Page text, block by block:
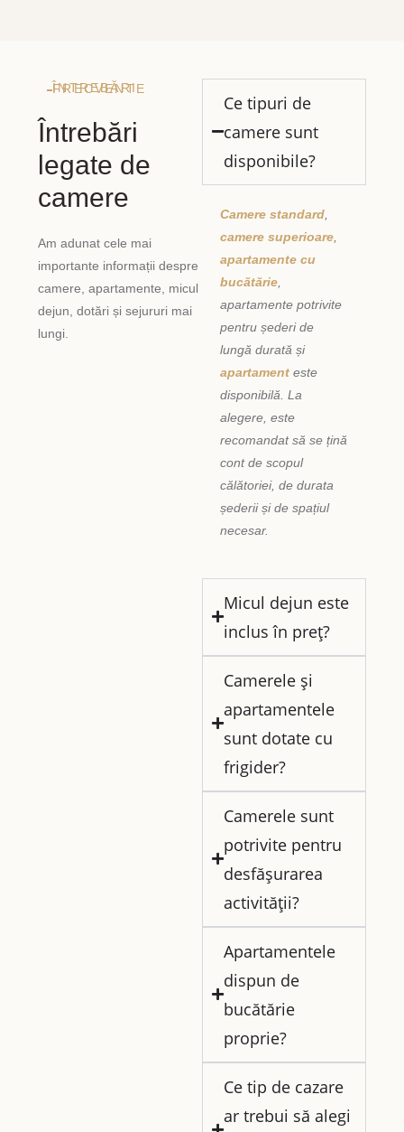
ÎNTREBĂRI FRECVENTE
Întrebări
legate de
camere
Am adunat cele mai
importante informații despre
camere, apartamente, micul
dejun, dotări și sejururi mai
lungi.
Ce tipuri de
camere sunt
disponibile?
Camere standard
camere superioare
apartamente cu
bucătărie
apartamente potrivite
pentru șederi de
lungă durată și
apartament este
disponibilă. La
alegere, este
recomandat să se țină
cont de scopul
călătoriei, de durata
șederii și de spațiul
necesar.
Micul dejun este
inclus în preț?
Camerele și
apartamentele
sunt dotate cu
frigider?
Camerele sunt
potrivite pentru
desfășurarea
activității?
Apartamentele
dispun de
bucătărie
proprie?
Ce tip de cazare
ar trebui să alegi